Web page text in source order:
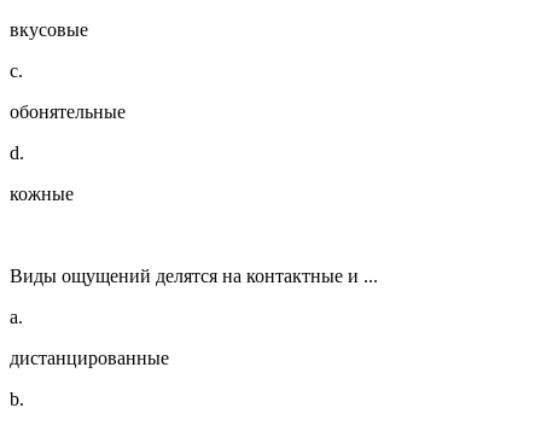
вкусовые
c.
обонятельные
d.
кожные
Виды ощущений делятся на контактные и ...
a.
дистанцированные
b.